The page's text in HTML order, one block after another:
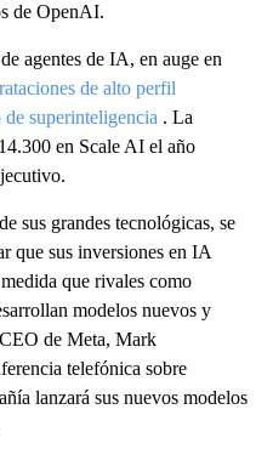
de OpenAI.
agentes de IA, en auge en
de alto perfil
de superinteligencia . La
en Scale AI el año
sus grandes tecnológicas, se
que sus inversiones en IA
que rivales como
modelos nuevos y
de Meta, Mark
telefónica sobre
lanzará sus nuevos modelos